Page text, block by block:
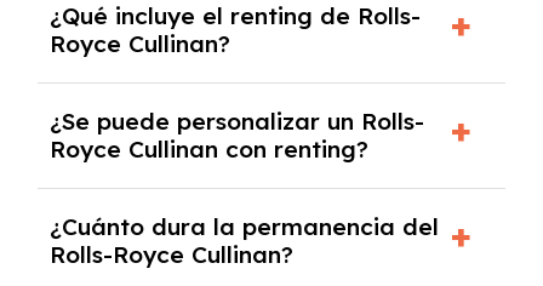
contrato de alquiler a largo plazo en el que
pagas una cuota mensual fija por el uso del
coche durante un periodo determinado,
generalmente entre 2 y 5 años.
¿Qué incluye el renting de Rolls-
Royce Cullinan?
seguro a todo riesgo, mantenimiento,
reparaciones, impuestos, asistencia en
carretera y gestión de la documentación.
¿Se puede personalizar un Rolls-
Royce Cullinan con renting?
opciones y equipamiento adicional, siempre y
cuando lo pactes con la empresa de renting.
¿Cuánto dura la permanencia del
Rolls-Royce Cullinan?